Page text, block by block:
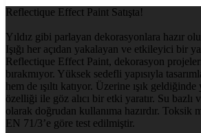
Reflectique Effect Paint Satışta!
Yıldız gibi parlayan dekorasyonlara hazır
Işığı her açıdan yakalayan ve etkileyici bir
Reflectique Effect Paint, dekorasyon
bırakmıyor. Yüksek sedefli yapısıyla
hem de ışıltı katıyor. Üzerine ışık
özelliği ile göz alıcı bir etki yaratır. Su bazlı
olarak doğrudan kullanıma hazırdır. Toksik
EN 71/3’e göre test edilmiştir.